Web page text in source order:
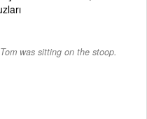
Tom was sitting on the stoop.